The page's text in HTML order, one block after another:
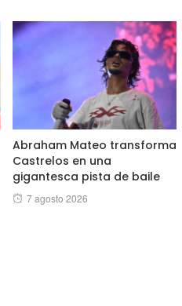
Abraham Mateo transforma
Castrelos en una
gigantesca pista de baile
Posted
7 agosto 2026